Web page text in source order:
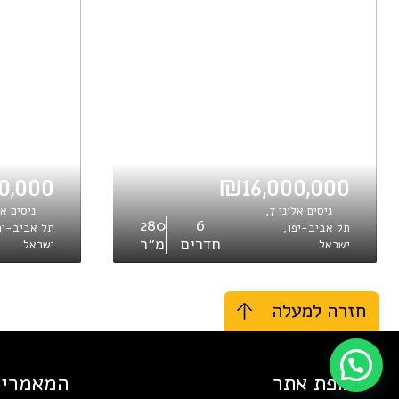
₪16,000,000
ניסים אלוני 7,
תל אביב-יפו,
ישראל
6
חדרים
280
מ״ר
תל אביב-
ישראל
חזרה למעלה
מפת אתר